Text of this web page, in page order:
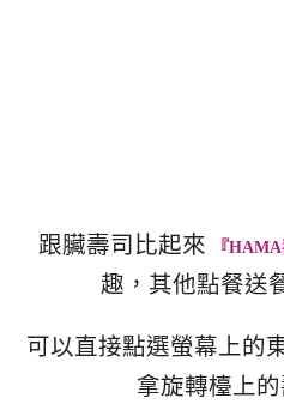
跟臟壽司比起來 『HAMA
趣，其他點餐送
可以直接點選螢幕上的
拿旋轉檯上